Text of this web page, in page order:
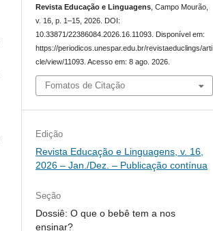
Revista Educação e Linguagens , Campo Mourão,
v. 16, p. 1–15, 2026. DOI:
10.33871/22386084.2026.16.11093. Disponível em:
https://periodicos.unespar.edu.br/revistaeduclings/arti
cle/view/11093. Acesso em: 8 ago. 2026.
Fomatos de Citação
Edição
Revista Educação e Linguagens, v. 16,
2026 – Jan./Dez. – Publicação contínua
Seção
Dossiê: O que o bebê tem a nos
ensinar?